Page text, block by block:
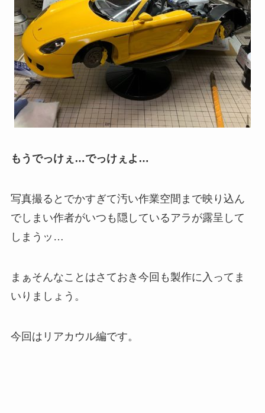
もうでっけぇ…でっけぇよ…
写真撮るとでかすぎて汚い作業空間まで映り込ん
でしまい作者がいつも隠しているアラが露呈して
しまうッ…
まぁそんなことはさておき今回も製作に入ってま
いりましょう。
今回はリアカウル編です。